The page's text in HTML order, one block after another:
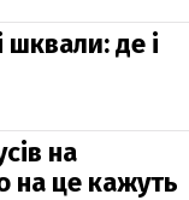
шквали: де і
на
на це кажуть